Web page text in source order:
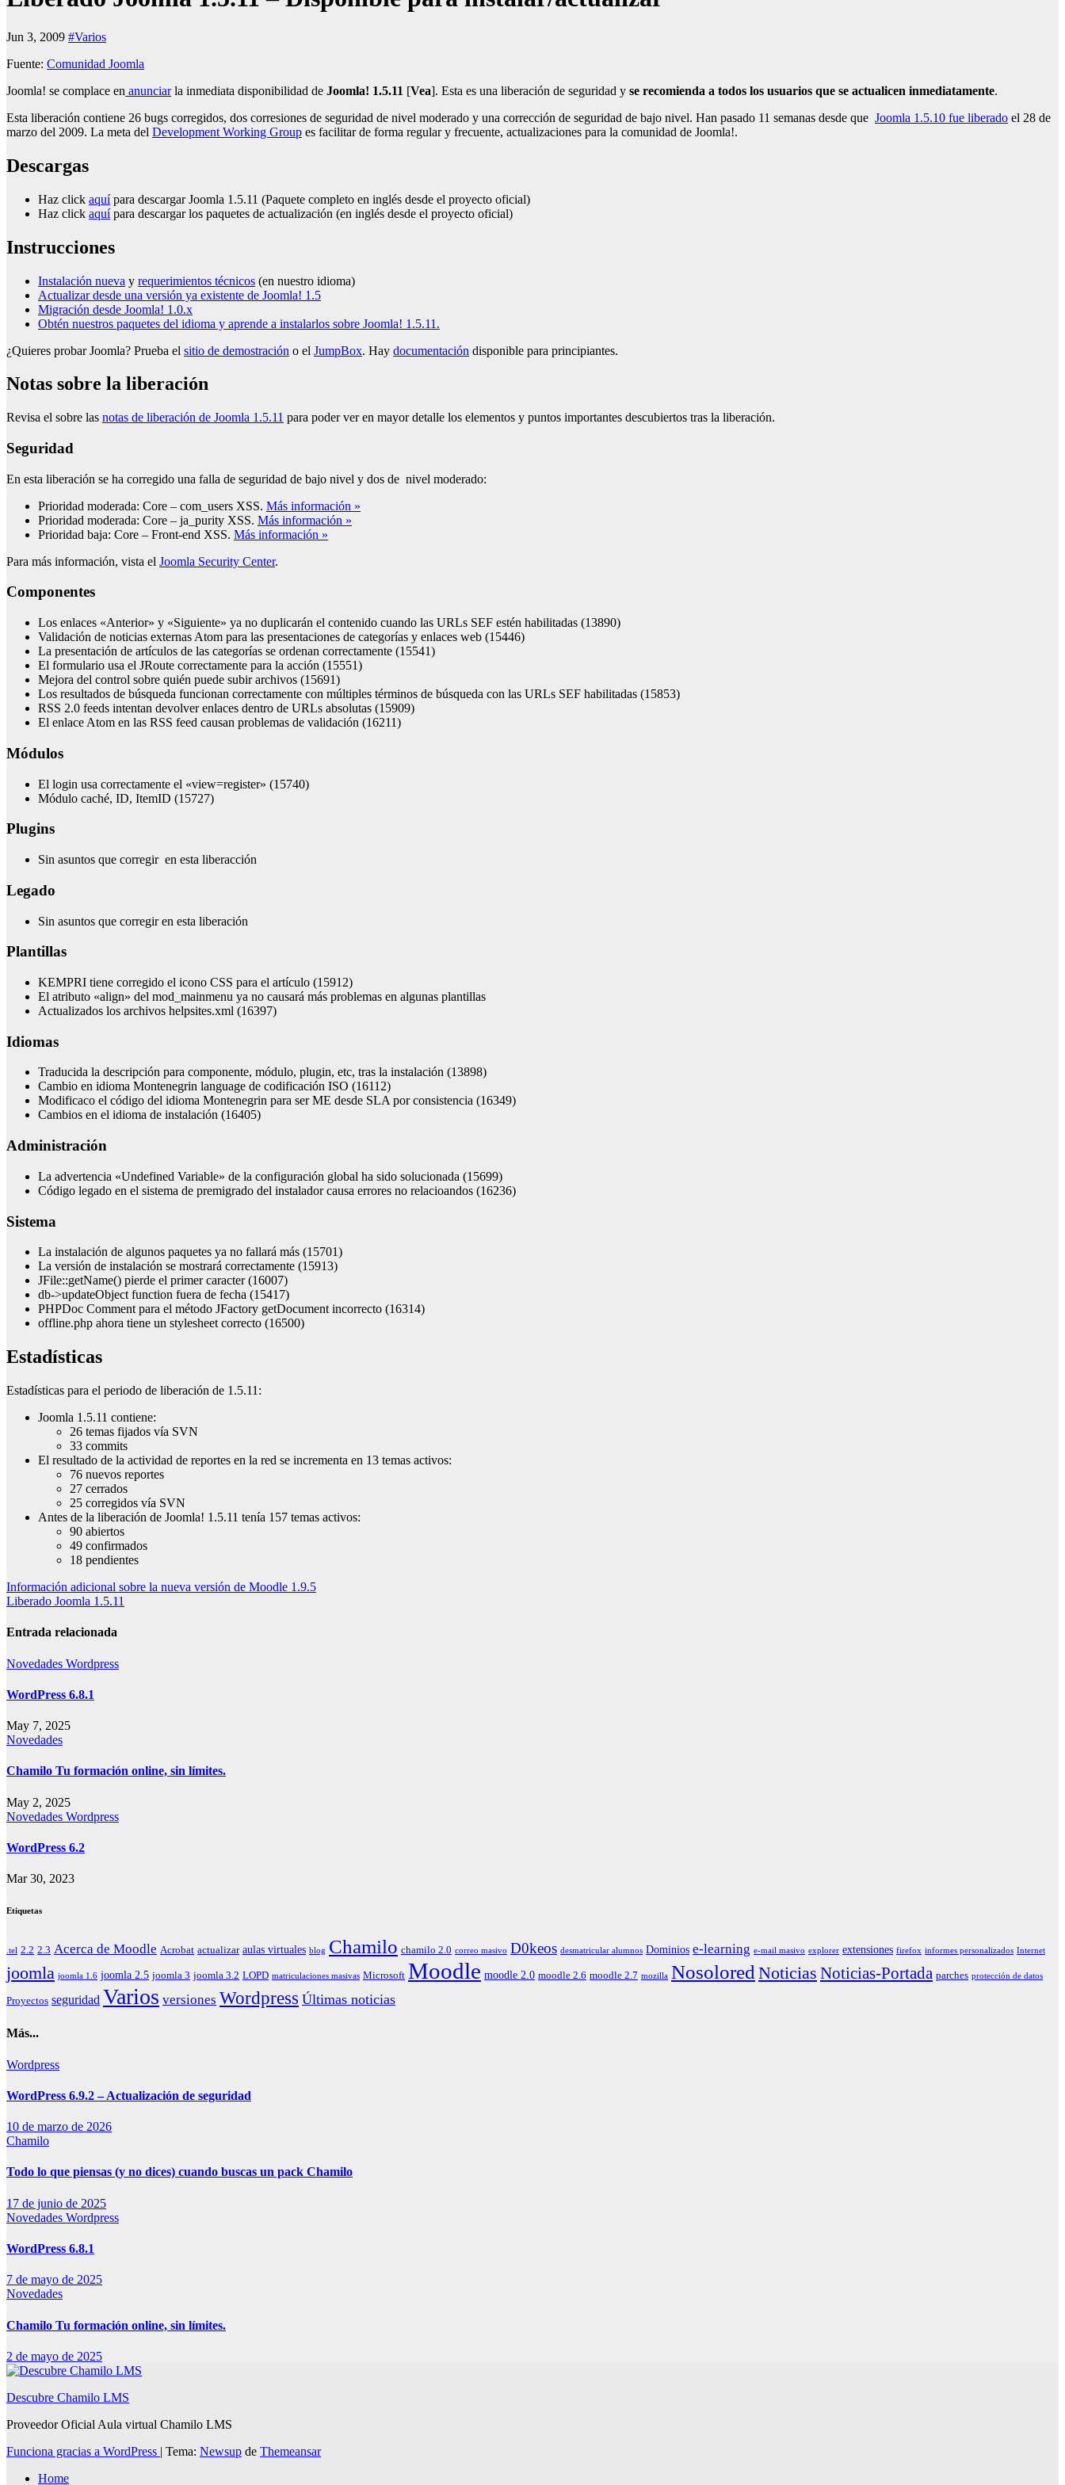
Jun 3, 2009 #Varios
Fuente: Comunidad Joomla
Joomla! se complace en anunciarla inmediata disponibilidad de Joomla! 1.5.11 [Vea]. Esta es una liberación de seguridad y se recomienda a todos los usuarios que se actualicen inmediatamente.
Esta liberación contiene 26 bugs corregidos, dos corresiones de seguridad de nivel moderado y una corrección de seguridad de bajo nivel. Han pasado 11 semanas desde que Joomla 1.5.10 fue liberado el 28 de
marzo del 2009. La meta del Development Working Group es facilitar de forma regular y frecuente, actualizaciones para la comunidad de Joomla!.
Descargas
Haz click aquípara descargar Joomla 1.5.11 (Paquete completo en inglés desde el proyecto oficial)
Haz click aquípara descargar los paquetes de actualización (en inglés desde el proyecto oficial)
Instrucciones
Instalación nueva y requerimientos técnicos (en nuestro idioma)
Actualizar desde una versión ya existente de Joomla! 1.5
Migración desde Joomla! 1.0.x
Obtén nuestros paquetes del idioma y aprende a instalarlos sobre Joomla! 1.5.11.
¿Quieres probar Joomla? Prueba el sitio de demostración o el JumpBox. Hay documentación disponible para principiantes.
Notas sobre la liberación
Revisa el sobre las notas de liberación de Joomla 1.5.11 para poder ver en mayor detalle los elementos y puntos importantes descubiertos tras la liberación.
Seguridad
En esta liberación se ha corregido una falla de seguridad de bajo nivel y dos de nivel moderado:
Prioridad moderada: Core – com_users XSS. Más información »
Prioridad moderada: Core – ja_purity XSS. Más información »
Prioridad baja: Core – Front-end XSS. Más información »
Para más información, vista el Joomla Security Center.
Componentes
Los enlaces «Anterior» y «Siguiente» ya no duplicarán el contenido cuando las URLs SEF estén habilitadas (13890)
Validación de noticias externas Atom para las presentaciones de categorías y enlaces web (15446)
La presentación de artículos de las categorías se ordenan correctamente (15541)
El formulario usa el JRoute correctamente para la acción (15551)
Mejora del control sobre quién puede subir archivos (15691)
Los resultados de búsqueda funcionan correctamente con múltiples términos de búsqueda con las URLs SEF habilitadas (15853)
RSS 2.0 feeds intentan devolver enlaces dentro de URLs absolutas (15909)
El enlace Atom en las RSS feed causan problemas de validación (16211)
Módulos
El login usa correctamente el «view=register» (15740)
Módulo caché, ID, ItemID (15727)
Plugins
Sin asuntos que corregir en esta liberacción
Legado
Sin asuntos que corregir en esta liberación
Plantillas
KEMPRI tiene corregido el icono CSS para el artículo (15912)
El atributo «align» del mod_mainmenu ya no causará más problemas en algunas plantillas
Actualizados los archivos helpsites.xml (16397)
Idiomas
Traducida la descripción para componente, módulo, plugin, etc, tras la instalación (13898)
Cambio en idioma Montenegrin language de codificación ISO (16112)
Modificaco el código del idioma Montenegrin para ser ME desde SLA por consistencia (16349)
Cambios en el idioma de instalación (16405)
Administración
La advertencia «Undefined Variable» de la configuración global ha sido solucionada (15699)
Código legado en el sistema de premigrado del instalador causa errores no relacioandos (16236)
Sistema
La instalación de algunos paquetes ya no fallará más (15701)
La versión de instalación se mostrará correctamente (15913)
JFile::getName() pierde el primer caracter (16007)
db->updateObject function fuera de fecha (15417)
PHPDoc Comment para el método JFactory getDocument incorrecto (16314)
offline.php ahora tiene un stylesheet correcto (16500)
Estadísticas
Estadísticas para el periodo de liberación de 1.5.11:
Joomla 1.5.11 contiene:
26 temas fijados vía SVN
33 commits
El resultado de la actividad de reportes en la red se incrementa en 13 temas activos:
76 nuevos reportes
27 cerrados
25 corregidos vía SVN
Antes de la liberación de Joomla! 1.5.11 tenía 157 temas activos:
90 abiertos
49 confirmados
18 pendientes
Navegación
de
entradas
Información adicional sobre la nueva versión de Moodle 1.9.5
Liberado Joomla 1.5.11
Entrada relacionada
Novedades Wordpress
WordPress 6.8.1
May 7, 2025
Novedades
Chamilo Tu formación online, sin límites.
May 2, 2025
Novedades Wordpress
WordPress 6.2
Mar 30, 2023
Etiquetas
.tel 2.2 2.3 Acerca de Moodle Acrobat actualizar aulas virtuales blog Chamilo chamilo 2.0 correo masivo D0keos desmatricular alumnos Dominios e-learning e-mail masivo explorer extensiones firefox informes personalizados Internet
joomla joomla 1.6 joomla 2.5 joomla 3 joomla 3.2 LOPD matriculaciones masivas Microsoft Moodle moodle 2.0 moodle 2.6 moodle 2.7 mozilla Nosolored Noticias Noticias-Portada parches protección de datos
Proyectos seguridad Varios versiones Wordpress Últimas noticias
Más...
Wordpress
WordPress 6.9.2 – Actualización de seguridad
10 de marzo de 2026
Chamilo
Todo lo que piensas (y no dices) cuando buscas un pack Chamilo
17 de junio de 2025
Novedades Wordpress
WordPress 6.8.1
7 de mayo de 2025
Novedades
Chamilo Tu formación online, sin límites.
2 de mayo de 2025
Descubre Chamilo LMS
Proveedor Oficial Aula virtual Chamilo LMS
Funciona gracias a WordPress | Tema: Newsup de Themeansar
Home